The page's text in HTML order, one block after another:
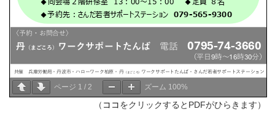
ページ 1 / 2 ズーム 100%
（ ココをクリックするとPDFがひらきます）